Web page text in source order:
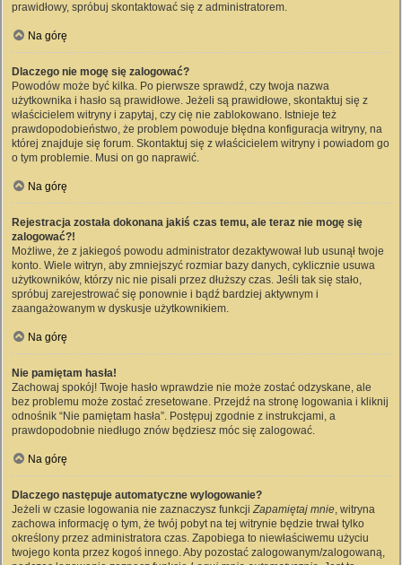
prawidłowy, spróbuj skontaktować się z administratorem.
Na górę
Dlaczego nie mogę się zalogować?
Powodów może być kilka. Po pierwsze sprawdź, czy twoja nazwa
użytkownika i hasło są prawidłowe. Jeżeli są prawidłowe, skontaktuj się z
właścicielem witryny i zapytaj, czy cię nie zablokowano. Istnieje też
prawdopodobieństwo, że problem powoduje błędna konfiguracja witryny, na
której znajduje się forum. Skontaktuj się z właścicielem witryny i powiadom go
o tym problemie. Musi on go naprawić.
Na górę
Rejestracja została dokonana jakiś czas temu, ale teraz nie mogę się
zalogować?!
Możliwe, że z jakiegoś powodu administrator dezaktywował lub usunął twoje
konto. Wiele witryn, aby zmniejszyć rozmiar bazy danych, cyklicznie usuwa
użytkowników, którzy nic nie pisali przez dłuższy czas. Jeśli tak się stało,
spróbuj zarejestrować się ponownie i bądź bardziej aktywnym i
zaangażowanym w dyskusje użytkownikiem.
Na górę
Nie pamiętam hasła!
Zachowaj spokój! Twoje hasło wprawdzie nie może zostać odzyskane, ale
bez problemu może zostać zresetowane. Przejdź na stronę logowania i kliknij
odnośnik “Nie pamiętam hasła”. Postępuj zgodnie z instrukcjami, a
prawdopodobnie niedługo znów będziesz móc się zalogować.
Na górę
Dlaczego następuje automatyczne wylogowanie?
Jeżeli w czasie logowania nie zaznaczysz funkcjiZapamiętaj mnie, witryna
zachowa informację o tym, że twój pobyt na tej witrynie będzie trwał tylko
określony przez administratora czas. Zapobiega to niewłaściwemu użyciu
twojego konta przez kogoś innego. Aby pozostać zalogowanym/zalogowaną,